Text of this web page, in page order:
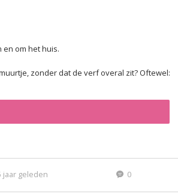
om het huis.
zonder dat de verf overal zit? Oftewel:
jaar geleden 0